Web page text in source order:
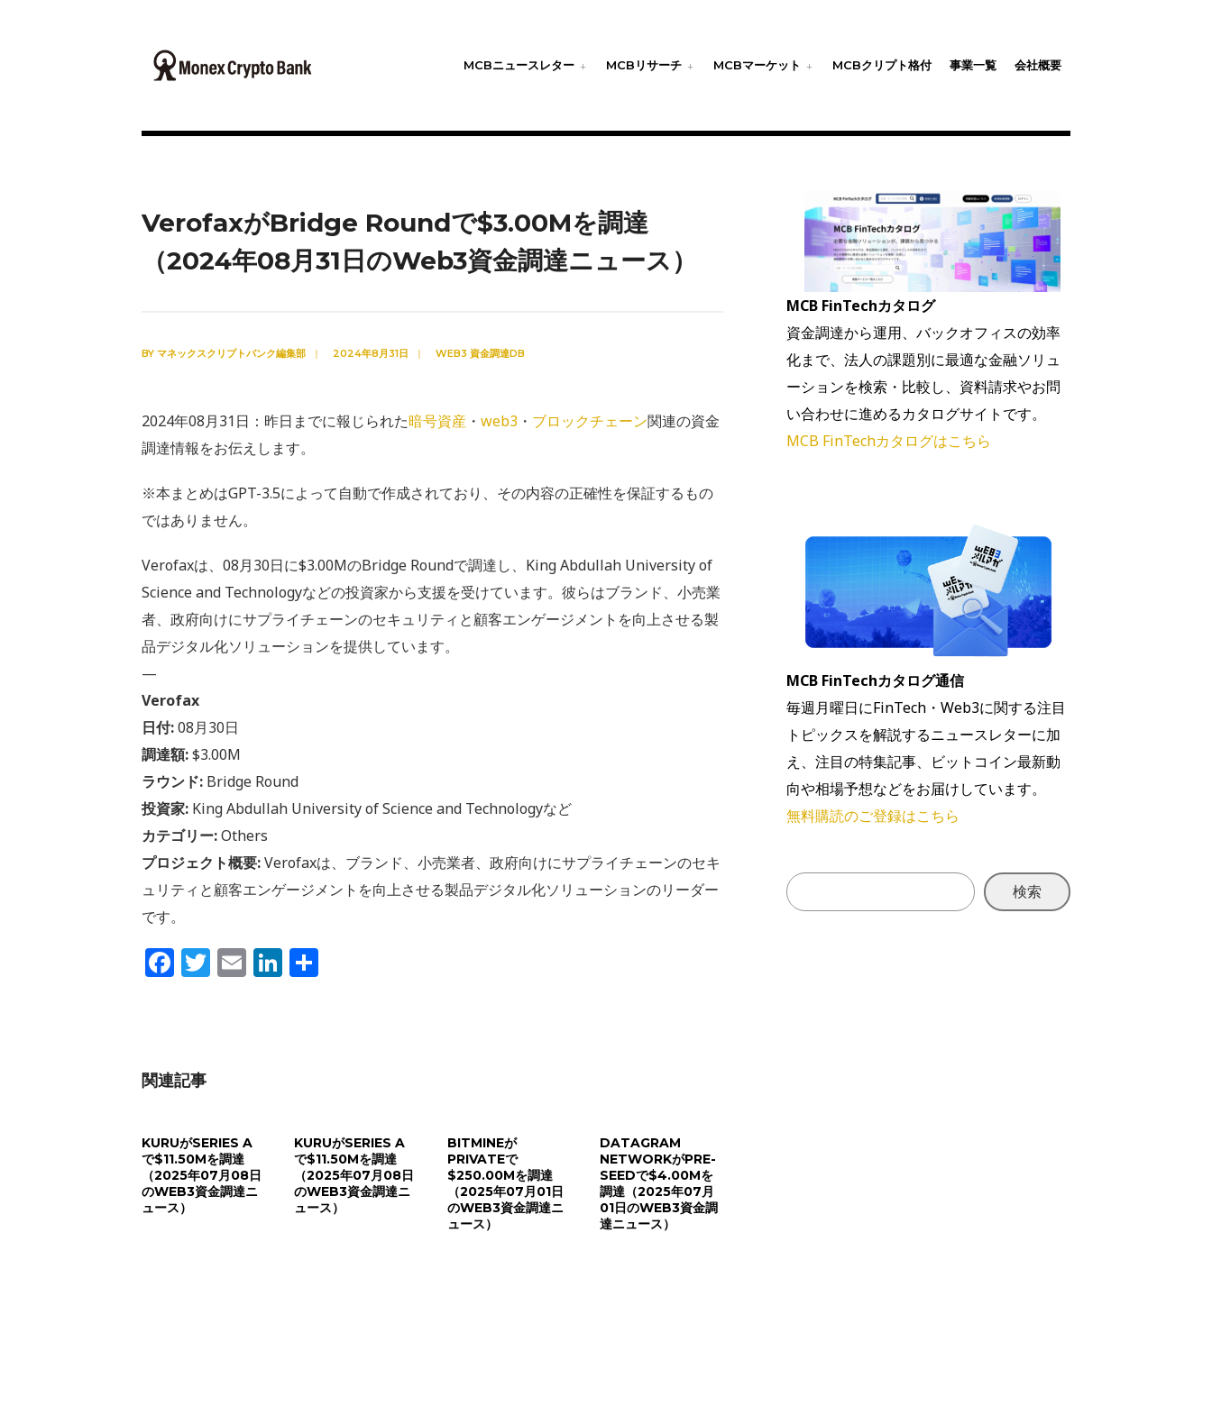
MCBニュースレター MCBリサーチ MCBマーケット MCBクリプト格付 事業一覧 会社概要
VerofaxがBridge Roundで$3.00Mを調達
（2024年08月31日のWeb3資金調達ニュース）
BY マネックスクリプトバンク編集部 | 2024年8月31日 | WEB3 資金調達DB
2024年08月31日：昨日までに報じられた暗号資産 ・ web3 ・ ブロックチェーン関連の資金
調達情報をお伝えします。
※本まとめはGPT-3.5によって自動で作成されており、その内容の正確性を保証するもの
ではありません。
Verofaxは、08月30日に$3.00MのBridge Roundで調達し、King Abdullah University of
Science and Technologyなどの投資家から支援を受けています。彼らはブランド、小売業
者、政府向けにサプライチェーンのセキュリティと顧客エンゲージメントを向上させる製
品デジタル化ソリューションを提供しています。
—
Verofax
日付:08月30日
調達額:$3.00M
ラウンド: Bridge Round
投資家: King Abdullah University of Science and Technologyなど
カテゴリー:Others
プロジェクト概要:Verofaxは、ブランド、小売業者、政府向けにサプライチェーンのセキ
ュリティと顧客エンゲージメントを向上させる製品デジタル化ソリューションのリーダー
です。
Facebook
Twitter
EmailLinkedIn
関連記事
KURUがSERIES A
で$11.50Mを調達
（2025年07月08日
のWEB3資金調達ニ
ュース）
KURUがSERIES A
で$11.50Mを調達
（2025年07月08日
のWEB3資金調達ニ
ュース）
BITMINEが
PRIVATEで
$250.00Mを調達
（2025年07月01日
のWEB3資金調達ニ
ュース）
DATAGRAM
NETWORKがPRE-
SEEDで$4.00Mを
調達（2025年07月
01日のWEB3資金調
達ニュース）
MCB FinTechカタログ
資金調達から運用、バックオフィスの効率
化まで、法人の課題別に最適な金融ソリュ
ーションを検索・比較し、資料請求やお問
い合わせに進めるカタログサイトです。
MCB FinTechカタログはこちら
MCB FinTechカタログ通信
毎週月曜日にFinTech・Web3に関する注目
トピックスを解説するニュースレターに加
え、注目の特集記事、ビットコイン最新動
向や相場予想などをお届けしています。
無料購読のご登録はこちら
検索